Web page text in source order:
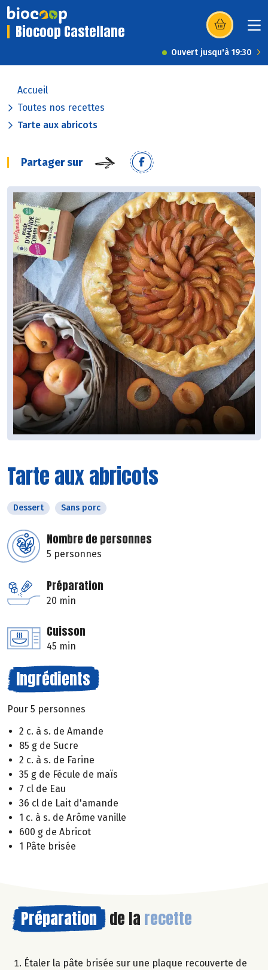
Biocoop Castellane (s’ouvre dans
Ouvert jusqu'à 19:30
Accueil
Toutes nos recettes
Tarte aux abricots
Partager sur
Tarte aux abricots
Dessert Sans porc
Nombre de personnes
5 personnes
Préparation
20 min
Cuisson
45 min
Ingrédients
Pour 5 personnes
2 c. à s. de Amande
85 g de Sucre
2 c. à s. de Farine
35 g de Fécule de maïs
7 cl de Eau
36 cl de Lait d'amande
1 c. à s. de Arôme vanille
600 g de Abricot
1 Pâte brisée
Préparation de la recette
Étaler la pâte brisée sur une plaque recouverte de